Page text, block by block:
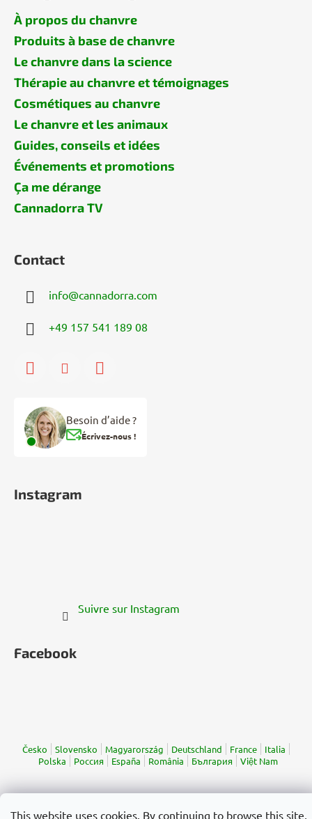
This website uses cookies. By continuing to browse this site,
À propos du chanvre
Produits à base de chanvre
Le chanvre dans la science
Thérapie au chanvre et témoignages
Cosmétiques au chanvre
Le chanvre et les animaux
Guides, conseils et idées
Événements et promotions
Ça me dérange
Cannadorra TV
Contact
info@cannadorra.com
+49 157 541 189 08
Besoin d’aide ?
Écrivez-nous !
Instagram
Suivre sur Instagram
Facebook
Česko Slovensko Magyarország Deutschland France
Italia
Polska
Россия España România България Việt Nam
Créé par Shoptet